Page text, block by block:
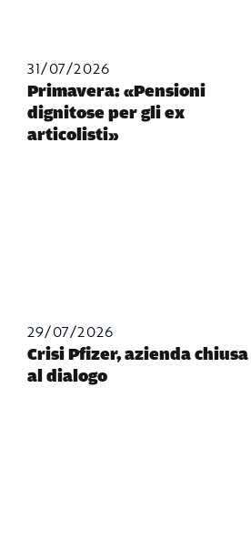
31/07/2026
Primavera: «Pensioni
dignitose per gli ex
articolisti»
29/07/2026
Crisi Pfizer, azienda chiusa
al dialogo